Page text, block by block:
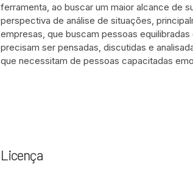
ferramenta, ao buscar um maior alcance de
perspectiva de análise de situações,
empresas, que buscam pessoas
precisam ser pensadas, discutidas e
que necessitam de pessoas capacitadas
Licença